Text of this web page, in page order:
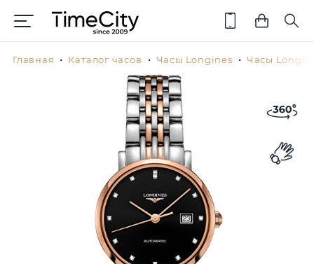
Главная Каталог часов Часы Longines Часы